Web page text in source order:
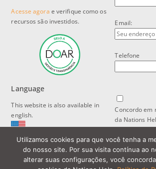
Acesse agora e verifique como os
recursos são investidos.
Language
This website is also available in
english.
Política de Privacidade e Proteção
de Dados
Email:
Telefone
Concordo em
da Nations
Utilizamos cookies para que você tenha a
do nosso site. Por sua visita contínua ao
alterar suas configurações, você